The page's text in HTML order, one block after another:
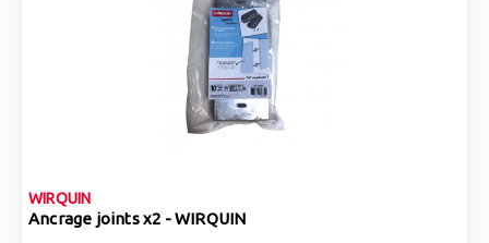
WIRQUIN
Ancrage joints x2 - WIRQUIN